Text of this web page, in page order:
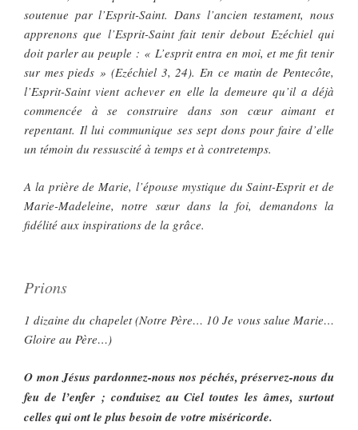
soutenue par l’Esprit-Saint. Dans l’ancien testament, nous
apprenons que l’Esprit-Saint fait tenir debout Ezéchiel qui
doit parler au peuple : « L’esprit entra en moi, et me fit tenir
sur mes pieds » (Ezéchiel 3, 24). En ce matin de Pentecôte,
l’Esprit-Saint vient achever en elle la demeure qu’il a déjà
commencée à se construire dans son cœur aimant et
repentant. Il lui communique ses sept dons pour faire d’elle
un témoin du ressuscité à temps et à contretemps.
A la prière de Marie, l’épouse mystique du Saint-Esprit et de
Marie-Madeleine, notre sœur dans la foi, demandons la
fidélité aux inspirations de la grâce.
Prions
1 dizaine du chapelet (Notre Père… 10 Je vous salue Marie…
Gloire au Père…)
O mon Jésus pardonnez-nous nos péchés, préservez-nous du
feu de l’enfer ; conduisez au Ciel toutes les âmes, surtout
celles qui ont le plus besoin de votre miséricorde.